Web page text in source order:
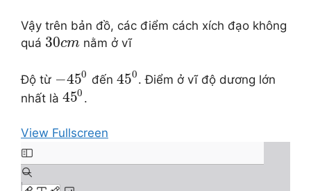
Vậy trên bản đồ, các điểm cách xích đạo không
quá 30cm nằm ở vĩ
Độ từ −450 đến450. Điểm ở vĩ độ dương lớn
nhất là 450 .
View Fullscreen
Skip
to
PDF